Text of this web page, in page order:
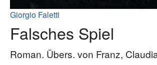
Giorgio Faletti
Falsches Spiel
Roman. Übers. von Franz,